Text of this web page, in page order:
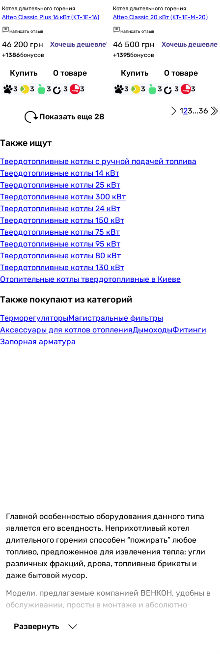
Котел длительного горения
Altep Classic Plus 16 кВт (KT-1E-16)
Написать отзыв
46 200 грн Хочешь дешевле?
+1386бонусов
Купить О товаре
3 3 3 3 3
Котел длительного горения
Altep Classic 20 кВт (KT-1E-M-20)
Написать отзыв
46 500 грн Хочешь
+1395бонусов
Купить О товаре
3 3 3 3 3
Показать еще 28
123...36
Также ищут
Твердотопливные котлы с ручной подачей топлива
Твердотопливные котлы 14 кВт
Твердотопливные котлы 25 кВт
Твердотопливные котлы 300 кВт
Твердотопливные котлы 24 кВт
Твердотопливные котлы 150 кВт
Твердотопливные котлы 75 кВт
Твердотопливные котлы 95 кВт
Твердотопливные котлы 80 кВт
Твердотопливные котлы 130 кВт
Отопительные котлы твердотопливные в Киеве
Также покупают из категорий
ТерморегуляторыМагистральные фильтры
Аксессуары для котлов отопленияДымоходыФитинги
Запорная арматура
Главной особенностью оборудования данного типа
является его всеядность. Неприхотливый котел
длительного горения способен “пожирать” любое
топливо, предложенное для извлечения тепла: угли
различных фракций, дрова, топливные брикеты и
даже бытовой мусор.
Модели, предлагаемые компанией ВЕНКОН, удобны в
обслуживании, просты в монтаже и абсолютно
длительного горения можно на сайте нашего
Развернуть